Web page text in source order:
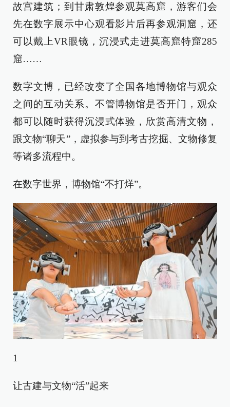
故宫建筑；到甘肃敦煌参观莫高窟，游客们会
先在数字展示中心观看影片后再参观洞窟，还
可以戴上VR眼镜，沉浸式走进莫高窟特窟285
窟……
数字文博，已经改变了全国各地博物馆与观众
之间的互动关系。不管博物馆是否开门，观众
都可以随时获得沉浸式体验，欣赏高清文物，
跟文物“聊天”，虚拟参与到考古挖掘、文物修复
等诸多流程中。
在数字世界，博物馆“不打烊”。
1
让古建与文物“活”起来